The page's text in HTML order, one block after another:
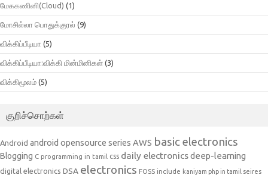
மேககணினி(Cloud) (1)
மோசில்லா பொதுக்குரல் (9)
விக்கிப்பீடியா (5)
விக்கிப்பீடியா:விக்கி மின்மினிகள் (3)
விக்கிமூலம் (5)
குறிச்சொற்கள்
Android android opensource series AWS basic electronics
Blogging C programming in tamil css daily electronicsdeep-learning
digital electronics DSA electronics FOSS include kaniyam php in tamil seires